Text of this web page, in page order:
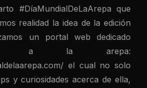
#DíaMundialDeLaArepa que
realidad la idea de la edición
un portal web dedicado
a la arepa:
el cual no solo
y curiosidades acerca de ella,